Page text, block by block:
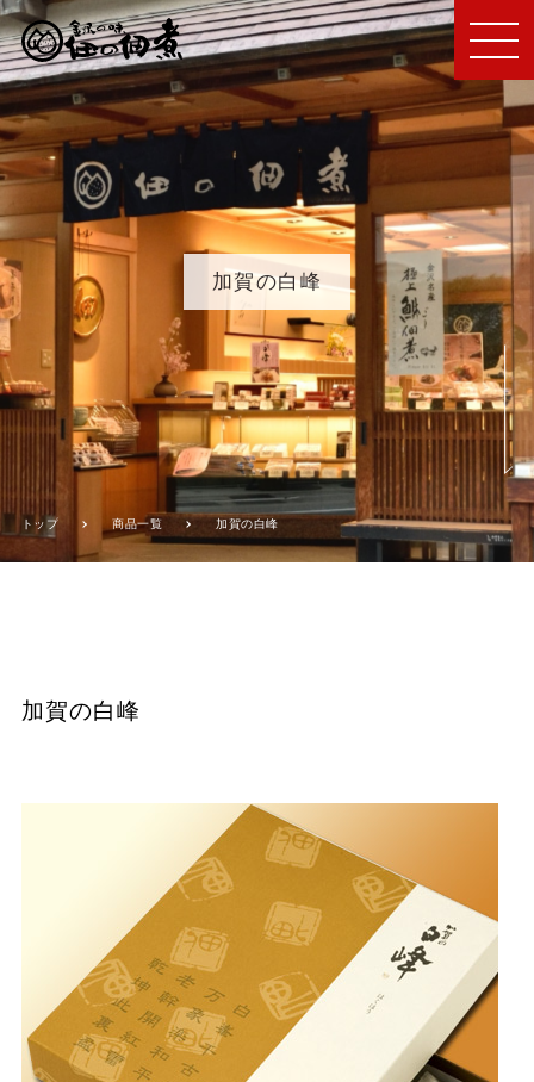
MEN
U
加賀の白峰
トップ 商品一覧 加賀の白峰
加賀の白峰